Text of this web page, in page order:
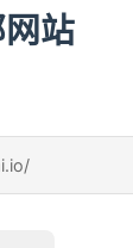
站